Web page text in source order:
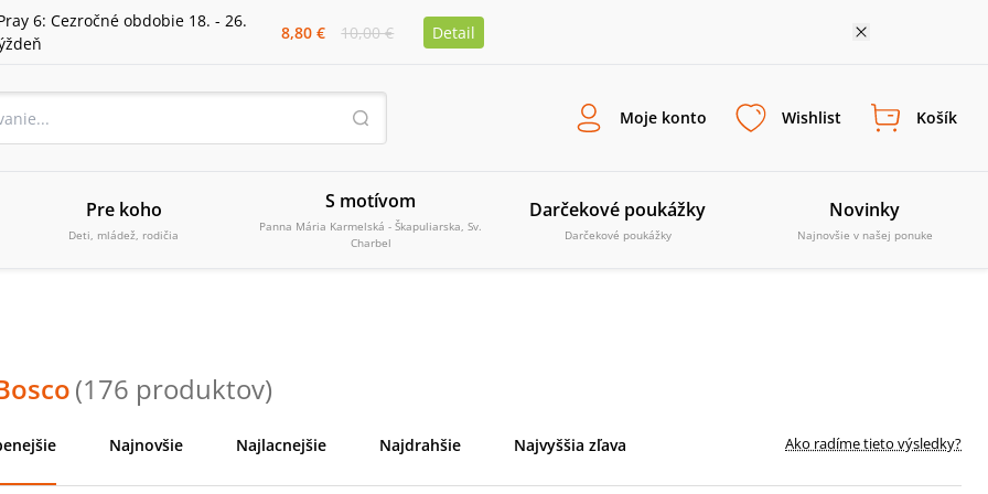
6: Cezročné obdobie 18. - 26.
8,80 € 10,00 € Detail
Moje konto Wishlist Košík
Pre koho
Deti, mládež, rodičia
S motívom
Panna Mária Karmelská - Škapuliarska, Sv.
Charbel
Darčekové poukážky
Darčekové poukážky
Novinky
Najnovšie v našej ponuke
(176 produktov)
Najnovšie Najlacnejšie Najdrahšie Najvyššia zľava Ako radíme tieto výsledky?